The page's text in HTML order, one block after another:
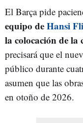
El Barça pide
equipo deHansi
la colocación de la
precisará que el
público durante
asumen que las
en otoño de 2026.